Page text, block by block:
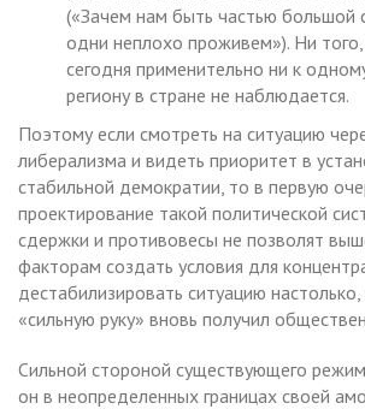
(«Зачем нам быть частью большой
одни неплохо проживем»). Ни того,
сегодня применительно ни к
региону в стране не наблюдается.
Поэтому если смотреть на ситуацию
либерализма и видеть приоритет в
стабильной демократии, то в первую
проектирование такой политической
сдержки и противовесы не позволят
факторам создать условия для
дестабилизировать ситуацию
«сильную руку» вновь получил
Сильной стороной существующего
он в неопределенных границах своей